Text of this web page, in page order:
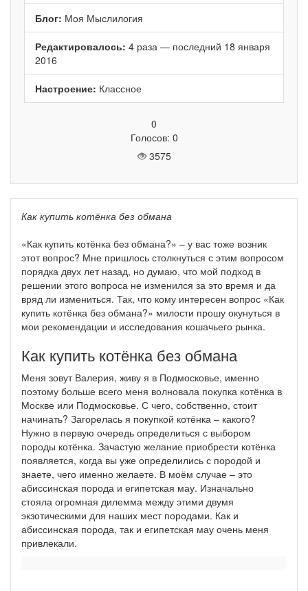
Блог: Моя Мыслилогия
Редактировалось: 4 раза — последний 18 января
2016
Настроение: Классное
0
Голосов: 0
3575
Как купить котёнка без обмана
«Как купить котёнка без обмана?» – у вас тоже возник
этот вопрос? Мне пришлось столкнуться с этим вопросом
порядка двух лет назад, но думаю, что мой подход в
решении этого вопроса не изменился за это время и да
вряд ли измениться. Так, что кому интересен вопрос «Как
купить котёнка без обмана?» милости прошу окунуться в
мои рекомендации и исследования кошачьего рынка.
Как купить котёнка без обмана
Меня зовут Валерия, живу я в Подмосковье, именно
поэтому больше всего меня волновала покупка котёнка в
Москве или Подмосковье. С чего, собственно, стоит
начинать? Загорелась я покупкой котёнка – какого?
Нужно в первую очередь определиться с выбором
породы котёнка. Зачастую желание приобрести котёнка
появляется, когда вы уже определились с породой и
знаете, чего именно желаете. В моём случае – это
абиссинская порода и египетская мау. Изначально
стояла огромная дилемма между этими двумя
экзотическими для наших мест породами. Как и
абиссинская порода, так и египетская мау очень меня
привлекали.